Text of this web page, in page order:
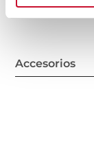
Accesorios